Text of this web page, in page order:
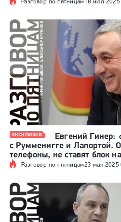
Разговор по пятницам23 мая 2025
Евгений Гинер:
с Румменигге и Лапортой.
телефоны, не ставят блок